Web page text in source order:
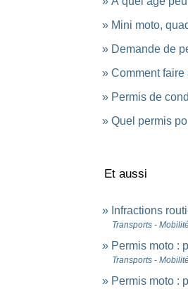
Mini moto,
Demande de
Comment
Permis de
Quel permis
Et aussi
Infractions
Transports -
Permis moto :
Transports -
Permis moto :